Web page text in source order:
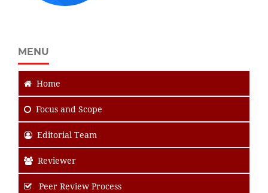
MENU
Home
Focus and Scope
Editorial Team
Reviewer
Peer Review Process